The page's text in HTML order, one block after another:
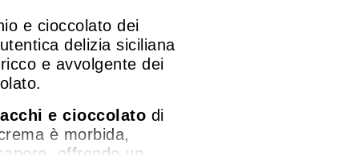
e cioccolato dei
delizia siciliana
e avvolgente dei
e cioccolato di
è morbida,
offrendo un